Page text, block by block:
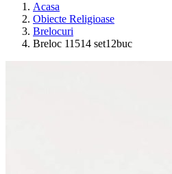
Acasa
Obiecte Religioase
Brelocuri
Breloc 11514 set12buc